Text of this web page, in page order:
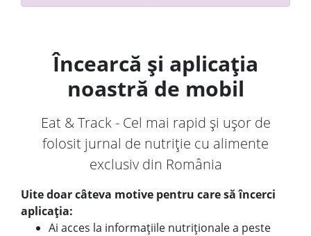
Încearcă și aplicația
noastră de mobil
Eat & Track - Cel mai rapid și ușor de
folosit jurnal de nutriție cu alimente
exclusiv din România
Uite doar câteva motive pentru care să încerci
aplicația:
Ai acces la informațiile nutriționale a peste